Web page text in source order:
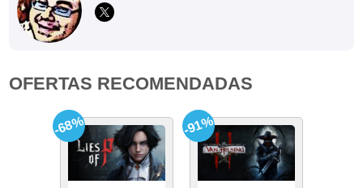
OFERTAS RECOMENDADAS
-68% -91%